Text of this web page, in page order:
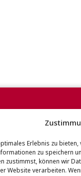
Erlebnis zu
zu speichern
zustimmst, können wir
Website verarbeiten.